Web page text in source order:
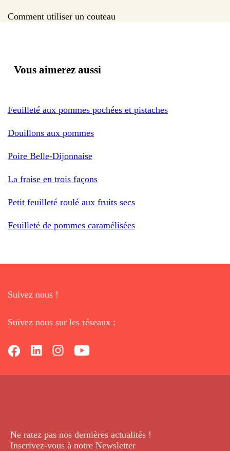
Comment utiliser un couteau
Vous aimerez aussi
Feuilleté aux pommes pochées et pistaches
Douillons aux pommes
Poire Belle-Dijonnaise
La fraise en trois façons
Petit feuilleté roulé aux fruits secs
Feuilleté de pommes caramélisées
Suivez nous !
Suivez nous sur les réseaux :
Ne ratez pas nos dernières actualités !
Inscrivez-vous à notre Newsletter.